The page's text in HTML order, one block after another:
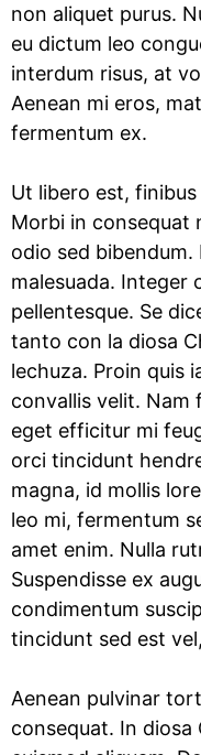
non aliquet purus.
eu dictum leo
interdum risus, at
Aenean mi eros,
fermentum ex.
Ut libero est,
Morbi in consequat
odio sed
malesuada. Integer
pellentesque. Se
tanto con la diosa
lechuza. Proin quis
convallis velit. Nam
eget efficitur mi
orci tincidunt
magna, id mollis
leo mi, fermentum
amet enim. Nulla
Suspendisse ex
condimentum
tincidunt sed est
Aenean pulvinar
consequat. In diosa